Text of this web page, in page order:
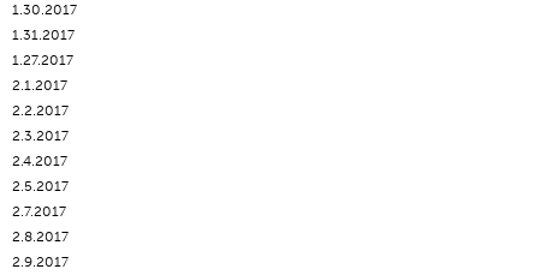
1.30.2017
1.31.2017
1.27.2017
2.1.2017
2.2.2017
2.3.2017
2.4.2017
2.5.2017
2.7.2017
2.8.2017
2.9.2017